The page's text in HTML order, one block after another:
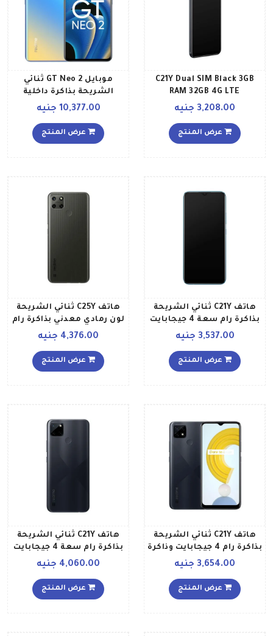
C21Y Dual SIM Black 3GB
RAM 32GB 4G LTE
3,208.00 جنيه
عرض المنتج
موبايل GT Neo 2 ثنائي
الشريحة بذاكرة داخلية
بسعة 256 جيجابايت وذاكرة
بتقنية 5G ولون أزرق نيو مع
هدية ساعة ريلمي 2
10,377.00 جنيه
عرض المنتج
هاتف C21Y ثنائي الشريحة
بذاكرة رام سعة 4 جيجابايت
LTE وبلون أزرق بنمط
متقاطع إصدار الشرق
3,537.00 جنيه
عرض المنتج
هاتف C25Y ثنائي الشريحة
لون رمادي معدني بذاكرة رام
سعة 4 جيجابايت وذاكرة
ويدعم تقنية 4G LTE الإصدار
4,376.00 جنيه
عرض المنتج
هاتف C21Y ثنائي الشريحة
بذاكرة رام 4 جيجابايت وذاكرة
داخلية 64 جيجابايت يدعم
لون أسود كروس
3,654.00 جنيه
عرض المنتج
هاتف C21Y ثنائي الشريحة
بذاكرة رام سعة 4 جيجابايت
LTE وبلون أسود بنمط
متقاطع إصدار الشرق
4,060.00 جنيه
عرض المنتج